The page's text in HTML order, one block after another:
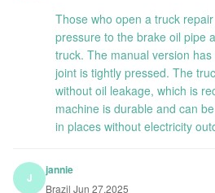
Those who open a truck
pressure to the brake oil pipe
truck. The manual version
joint is tightly pressed. The
without oil leakage, which is
machine is durable and can
in places without electricity
J
jannie
Brazil Jun 27.2025